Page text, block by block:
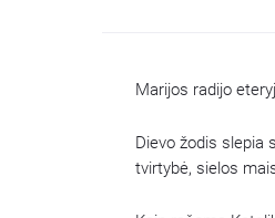
Marijos radijo
Dievo žodis slepia
tvirtybė, sielos